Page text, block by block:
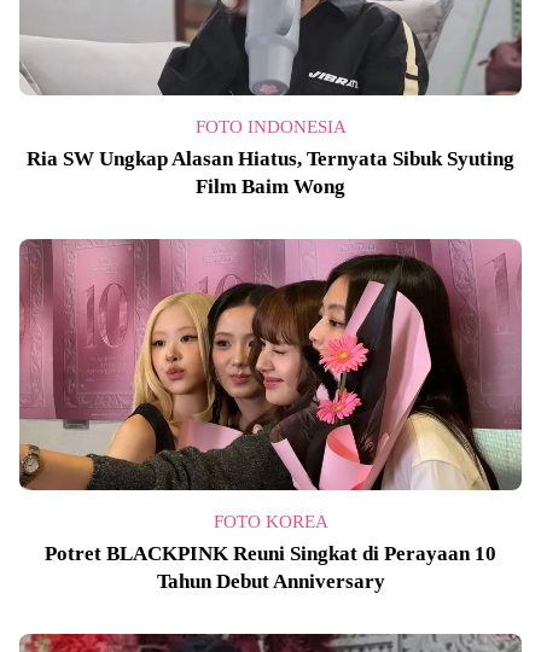
FOTO INDONESIA
Ria SW Ungkap Alasan Hiatus, Ternyata Sibuk Syuting
Film Baim Wong
FOTO KOREA
Potret BLACKPINK Reuni Singkat di Perayaan 10
Tahun Debut Anniversary